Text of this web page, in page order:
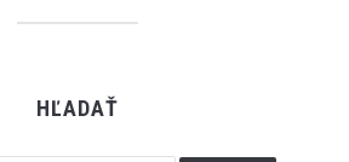
HĽADAŤ